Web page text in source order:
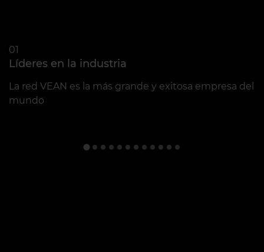
01
Líderes en la industria
La red VEAN es la más grande y exitosa empresa del
mundo